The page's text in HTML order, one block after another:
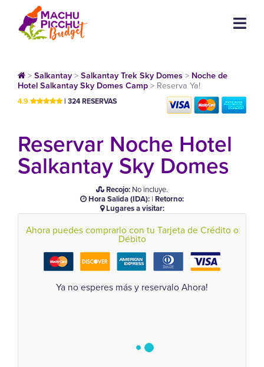
> Salkantay > Salkantay Trek Sky Domes > Noche de
Hotel Salkantay Sky Domes Camp > Reserva Ya!
4.9 | 324 RESERVAS
Reservar Noche Hotel
Salkantay Sky Domes
Recojo: No incluye.
Hora Salida (IDA): | Retorno:
Lugares a visitar:
Ahora puedes comprarlo con tu Tarjeta de Crédito o
Débito
Ya no esperes más y reservalo Ahora!